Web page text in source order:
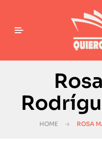
HOME ROSA